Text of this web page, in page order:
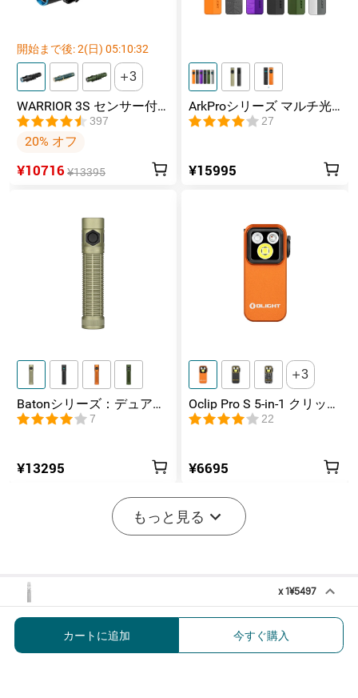
¥5497
x1¥5497
カートに追加 今すぐ購入
開始まで後:2(日) 05:10:31
3
WARRIOR 3S センサー付
きタクティカルライト マ
グネット充電式 懐中電灯
397
20% オフ
¥10716¥13395
ArkProシリーズ マルチ光
源薄型フラッシュライト
27
¥15995
Batonシリーズ：デュアル
スイッチ搭載の高ルーメ
ンコンパクトEDC懐中電灯
7
¥13295
3
Oclip Pro S 5-in-1 クリップ
式懐中電灯 UV & RGB 5光
源搭載 充電式ミニライト
22
¥6695
開始まで後: 2 (日)05
もっと見る